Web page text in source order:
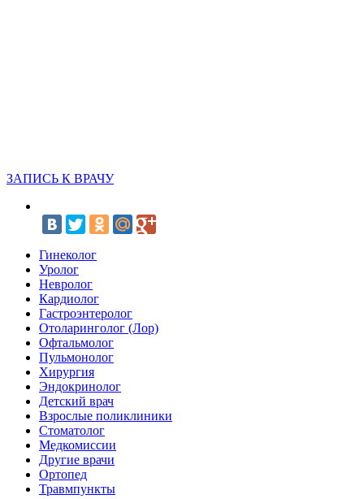
ЗАПИСЬ К ВРАЧУ
Гинеколог
Уролог
Невролог
Кардиолог
Гастроэнтеролог
Отоларинголог (Лор)
Офтальмолог
Пульмонолог
Хирургия
Эндокринолог
Детский врач
Взрослые поликлиники
Стоматолог
Медкомиссии
Другие врачи
Ортопед
Травмпункты